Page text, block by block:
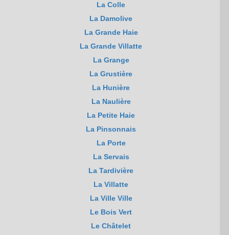
La Colle
La Damolive
La Grande Haie
La Grande Villatte
La Grange
La Grustière
La Hunière
La Naulière
La Petite Haie
La Pinsonnais
La Porte
La Servais
La Tardivière
La Villatte
La Ville Ville
Le Bois Vert
Le Châtelet